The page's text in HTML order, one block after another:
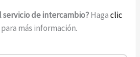
servicio de intercambio?Hagaclic
para más información.